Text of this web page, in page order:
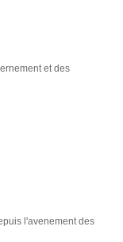
et des
l'avenement des